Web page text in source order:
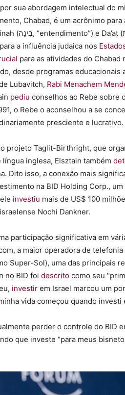
sua abordagem intelectual do
Chabad, é um acrônimo para
a influência judaica nos
para as atividades do Chabad
desde programas educacionais
Lubavitch, Rabi Menachem
pediu conselhos ao Rebe sobre
o Rebe o aconselhou a se
presciente e lucrativo.
projeto Taglit-Birthright, que
inglesa, Elsztain também
Dito isso, a conexão mais
na BID Holding Corp., um
investiu mais de US$ 100
Nochi Dankner.
participação significativa em
a maior operadora de
Super-Sol), uma das principais
no BID foi descrito como seu
investir em Israel marcou um
vida começou quando investi
perder o controle do BID
que investe “para meus